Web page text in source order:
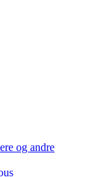
og andre